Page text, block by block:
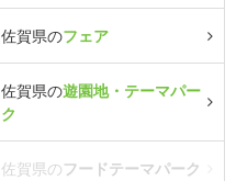
佐賀県のフェア
佐賀県の遊園地・テーマパー
ク
佐賀県のフードテーマパーク